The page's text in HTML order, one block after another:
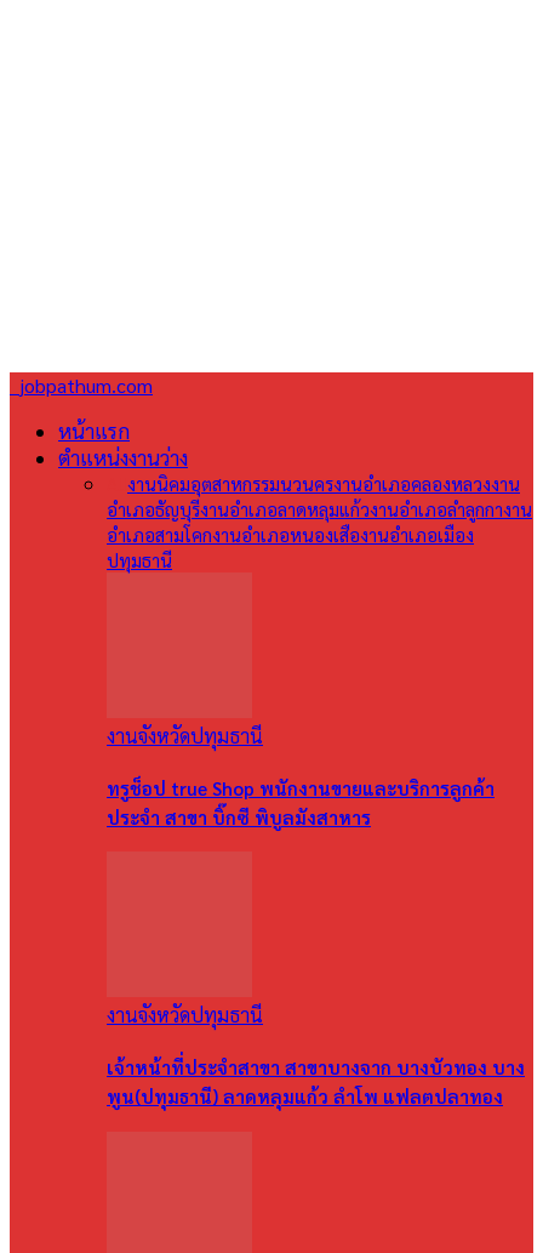
jobpathum.com
หน้าแรก
ตำแหน่งงานว่าง
งานนิคมอุตสาหกรรมนวนครงานอำเภอคลองหลวงงาน
อำเภอธัญบุรีงานอำเภอลาดหลุมแก้วงานอำเภอลำลูกกางาน
อำเภอสามโคกงานอำเภอหนองเสืองานอำเภอเมือง
ปทุมธานี
งานจังหวัดปทุมธานี
ทรูช็อป true Shop พนักงานขายและบริการลูกค้า
ประจำ สาขา บิ๊กซี พิบูลมังสาหาร
งานจังหวัดปทุมธานี
เจ้าหน้าที่ประจำสาขา สาขาบางจาก บางบัวทอง บาง
พูน(ปทุมธานี) ลาดหลุมแก้ว ลำโพ แฟลตปลาทอง